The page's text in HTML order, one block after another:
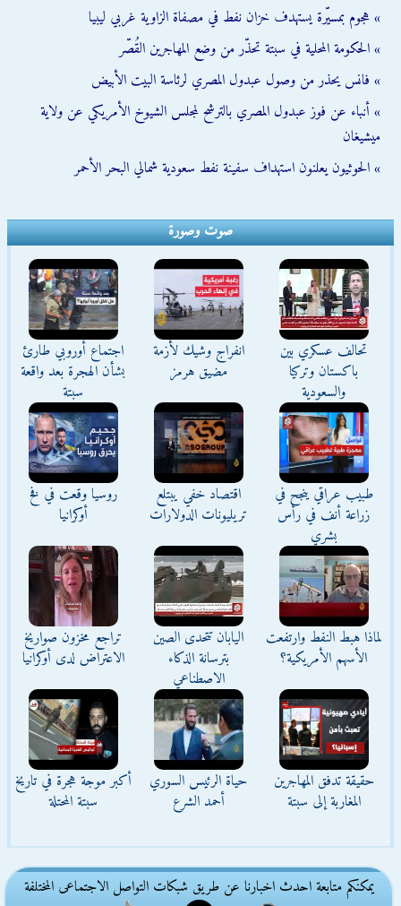
» هجوم بمسيّرة يستهدف خزان نفط في مصفاة الزاوية غربي ليبيا
» الحكومة المحلية في سبتة تحذّر من وضع المهاجرين القُصّر
» فانس يحذر من وصول عبدول المصري لرئاسة البيت الأبيض
» أنباء عن فوز عبدول المصري بالترشح لمجلس الشيوخ الأمريكي عن ولاية
ميشيغان
» الحوثيون يعلنون استهداف سفينة نفط سعودية شمالي البحر الأحمر
صوت وصورة
تحالف عسكري بين
باكستان وتركيا
والسعودية
انفراج وشيك لأزمة
مضيق هرمز
اجتماع أوروبي طارئ
بشأن الهجرة بعد واقعة
سبتة
طبيب عراقي ينجح في
زراعة أنف في رأس
بشري
اقتصاد خفي يبتلع
تريليونات الدولارات
روسيا وقعت في فخ
أوكرانيا
لماذا هبط النفط وارتفعت
الأسهم الأمريكية؟
اليابان تتحدى الصين
بترسانة الذكاء
الاصطناعي
تراجع مخزون صواريخ
الاعتراض لدى أوكرانيا
حقيقة تدفق المهاجرين
المغاربة إلى سبتة
حياة الرئيس السوري
أحمد الشرع
أكبر موجة هجرة في تاريخ
سبتة المحتلة
يمكنكم متابعة احدث اخبارنا عن طريق شبكات التواصل الاجتماعى المختلفة